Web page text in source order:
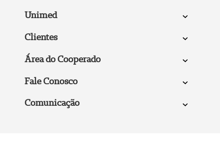
Unimed
Clientes
Área do Cooperado
Fale Conosco
Comunicação